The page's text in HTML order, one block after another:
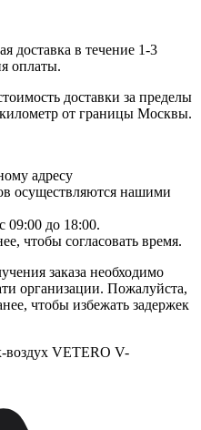
доставка в течение 1-3
оплаты.
доставки за пределы
от границы Москвы.
адресу
осуществляются нашими
09:00 до 18:00.
чтобы согласовать время.
заказа необходимо
организации. Пожалуйста,
чтобы избежать задержек
воздух VETERO V-